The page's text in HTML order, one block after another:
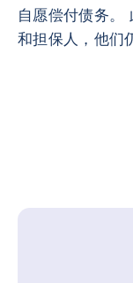
自愿偿付债务。
和担保人，他们